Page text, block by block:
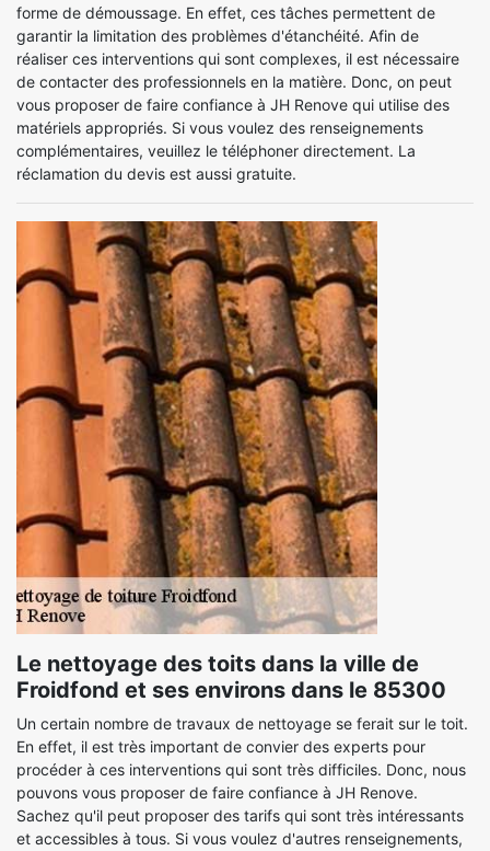
forme de démoussage. En effet, ces tâches permettent de
garantir la limitation des problèmes d'étanchéité. Afin de
réaliser ces interventions qui sont complexes, il est nécessaire
de contacter des professionnels en la matière. Donc, on peut
vous proposer de faire confiance à JH Renove qui utilise des
matériels appropriés. Si vous voulez des renseignements
complémentaires, veuillez le téléphoner directement. La
réclamation du devis est aussi gratuite.
Le nettoyage des toits dans la ville de
Froidfond et ses environs dans le 85300
Un certain nombre de travaux de nettoyage se ferait sur le toit.
En effet, il est très important de convier des experts pour
procéder à ces interventions qui sont très difficiles. Donc, nous
pouvons vous proposer de faire confiance à JH Renove.
Sachez qu'il peut proposer des tarifs qui sont très intéressants
et accessibles à tous. Si vous voulez d'autres renseignements,